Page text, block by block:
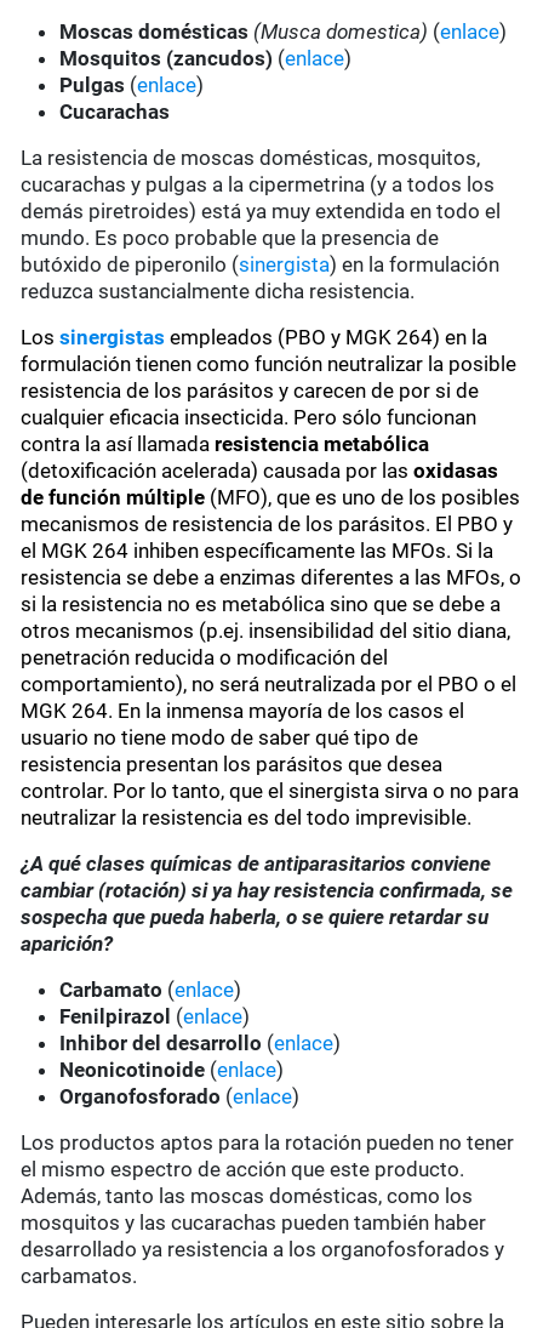
Moscas domésticas (Musca domestica) (enlace)
Mosquitos (zancudos) (enlace)
Pulgas (enlace)
Cucarachas
La resistencia de moscas domésticas, mosquitos,
cucarachas y pulgas a la cipermetrina (y a todos los
demás piretroides) está ya muy extendida en todo el
mundo. Es poco probable que la presencia de
butóxido de piperonilo (sinergista) en la formulación
reduzca sustancialmente dicha resistencia.
Lossinergistas empleados (PBO y MGK 264) en la
formulación tienen como función neutralizar la posible
resistencia de los parásitos y carecen de por si de
cualquier eficacia insecticida. Pero sólo funcionan
contra la así llamada resistencia metabólica
(detoxificación acelerada) causada por lasoxidasas
de función múltiple (MFO), que es uno de los posibles
mecanismos de resistencia de los parásitos. El PBO y
el MGK 264 inhiben específicamente las MFOs. Si la
resistencia se debe a enzimas diferentes a las MFOs, o
si la resistencia no es metabólica sino que se debe a
otros mecanismos (p.ej. insensibilidad del sitio diana,
penetración reducida o modificación del
comportamiento), no será neutralizada por el PBO o el
MGK 264. En la inmensa mayoría de los casos el
usuario no tiene modo de saber qué tipo de
resistencia presentan los parásitos que desea
controlar. Por lo tanto, que el sinergista sirva o no para
neutralizar la resistencia es del todo imprevisible.
¿A qué clases químicas de antiparasitarios conviene
cambiar (rotación) si ya hay resistencia confirmada, se
sospecha que pueda haberla, o se quiere retardar su
aparición?
Carbamato (enlace)
Fenilpirazol (enlace)
Inhibor del desarrollo (enlace)
Neonicotinoide (enlace)
Organofosforado (enlace)
Los productos aptos para la rotación pueden no tener
el mismo espectro de acción que este producto.
Además, tanto las moscas domésticas, como los
mosquitos y las cucarachas pueden también haber
desarrollado ya resistencia a los organofosforados y
carbamatos.
Pueden interesarle los artículos en este sitio sobre la